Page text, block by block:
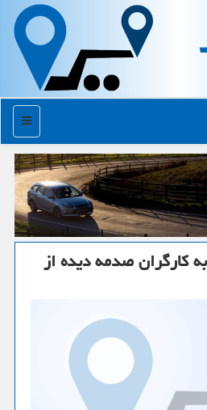
منو
كارگران صدمه دیده از